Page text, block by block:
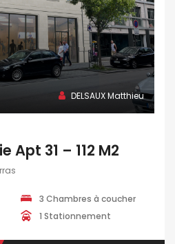
DELSAUX Matthieu
Apt 31 – 112 M2
3 Chambres à coucher
1 Stationnement